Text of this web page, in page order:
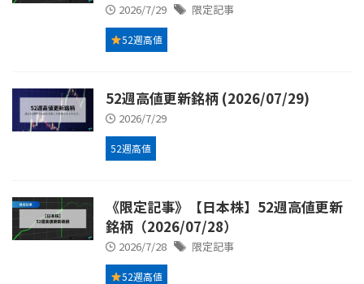
2026/7/29 限定記事
52週高値
52週高値更新銘柄 (2026/07/29)
2026/7/29
52週高値
《限定記事》【日本株】52週高値更新
銘柄（2026/07/28）
2026/7/28 限定記事
52週高値